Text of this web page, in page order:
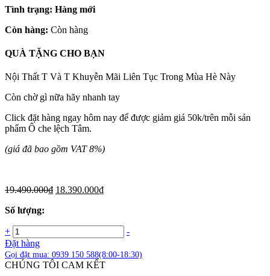
Tình trạng: Hàng mới
Còn hàng: Còn hàng
QUÀ TẶNG CHO BẠN
Nội Thất T Và T Khuyễn Mãi Liên Tục Trong Mùa Hè Này
Còn chờ gì nữa hãy nhanh tay
Click đặt hàng ngay hôm nay để được giảm giá 50k/trên mỗi sản
phẩm Ô che lệch Tâm.
(giá đã bao gồm VAT 8%)
19.490.000₫ 18.390.000₫
Số lượng:
+
-
Đặt hàng
Gọi đặt mua: 0939 150 588(8:00-18:30)
CHÚNG TÔI CAM KẾT